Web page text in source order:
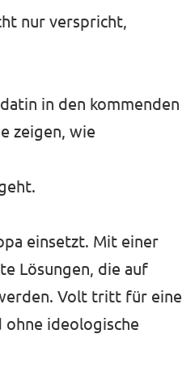
nur verspricht,
in den kommenden
zeigen, wie
einsetzt. Mit einer
Lösungen, die auf
Volt tritt für eine
ideologische